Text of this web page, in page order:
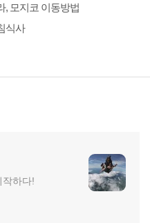
, 모지코 이동방법
식사
작하다!